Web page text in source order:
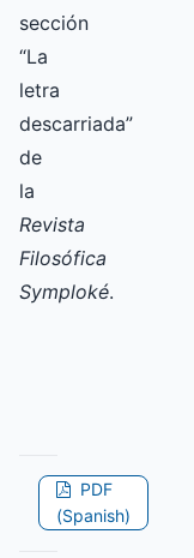
sección
“La
letra
descarriada”
de
la
Revista
Filosófica
Symploké.
PDF
(Spanish)